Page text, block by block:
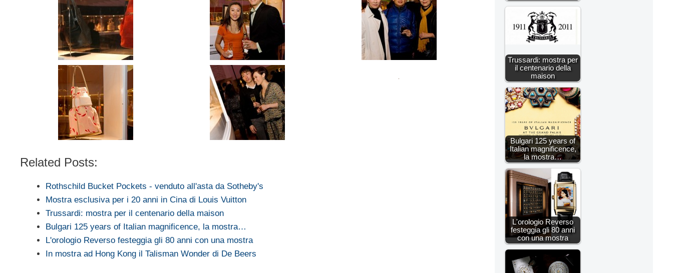
Related Posts:
Rothschild Bucket Pockets - venduto all'asta da Sotheby's
Mostra esclusiva per i 20 anni in Cina di Louis Vuitton
Trussardi: mostra per il centenario della maison
Bulgari 125 years of Italian magnificence, la mostra…
L'orologio Reverso festeggia gli 80 anni con una mostra
In mostra ad Hong Kong il Talisman Wonder di De Beers
Trussardi: mostra per
il centenario della
maison
Bulgari 125 years of
Italian magnificence,
la mostra…
L'orologio Reverso
festeggia gli 80 anni
con una mostra